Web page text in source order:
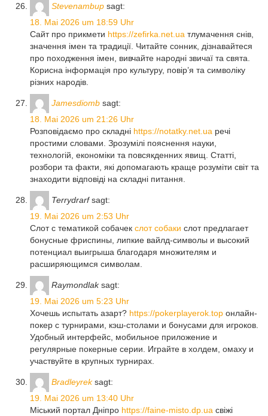
Stevenambup sagt:
18. Mai 2026 um 18:59 Uhr
Сайт про прикмети https://zefirka.net.ua тлумачення снів,
значення імен та традиції. Читайте сонник, дізнавайтеся
про походження імен, вивчайте народні звичаї та свята.
Корисна інформація про культуру, повір’я та символіку
різних народів.
Jamesdiomb sagt:
18. Mai 2026 um 21:26 Uhr
Розповідаємо про складні https://notatky.net.ua речі
простими словами. Зрозумілі пояснення науки,
технологій, економіки та повсякденних явищ. Статті,
розбори та факти, які допомагають краще розуміти світ та
знаходити відповіді на складні питання.
Terrydrarf sagt:
19. Mai 2026 um 2:53 Uhr
Слот с тематикой собачек слот собаки слот предлагает
бонусные фриспины, липкие вайлд-символы и высокий
потенциал выигрыша благодаря множителям и
расширяющимся символам.
Raymondlak sagt:
19. Mai 2026 um 5:23 Uhr
Хочешь испытать азарт? https://pokerplayerok.top онлайн-
покер с турнирами, кэш-столами и бонусами для игроков.
Удобный интерфейс, мобильное приложение и
регулярные покерные серии. Играйте в холдем, омаху и
участвуйте в крупных турнирах.
Bradleyrek sagt:
19. Mai 2026 um 13:40 Uhr
Міський портал Дніпро https://faine-misto.dp.ua свіжі